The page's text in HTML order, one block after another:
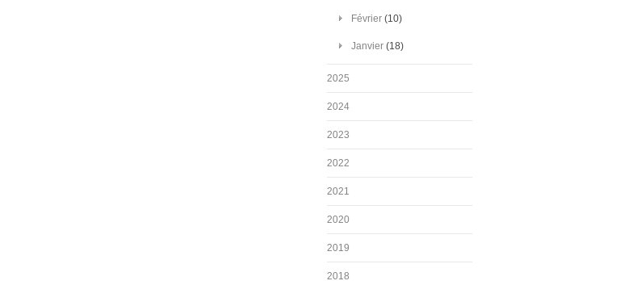
Février (10)
Janvier (18)
2025
2024
2023
2022
2021
2020
2019
2018